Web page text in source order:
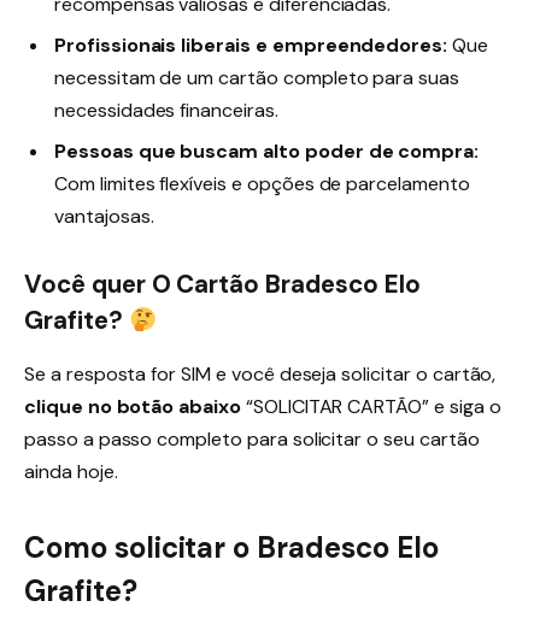
Profissionais liberais e empreendedores: Que
necessitam de um cartão completo para suas
necessidades financeiras.
Pessoas que buscam alto poder de compra:
Com limites flexíveis e opções de parcelamento
vantajosas.
Você quer O Cartão Bradesco Elo
Grafite?
Se a resposta for SIM e você deseja solicitar o cartão,
clique no botão abaixo“SOLICITAR CARTÃO” e siga o
passo a passo completo para solicitar o seu cartão
ainda hoje.
Como solicitar o Bradesco Elo
Grafite?